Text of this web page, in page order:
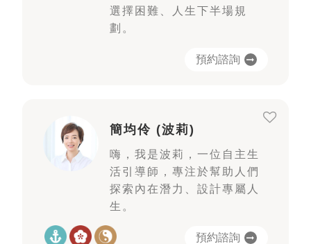
選擇困難、人生下半場規
劃。
預約諮詢
簡均伶 (波莉)
嗨，我是波莉，一位自主生
活引導師，專注於幫助人們
探索內在潛力、設計專屬人
生。
預約諮詢